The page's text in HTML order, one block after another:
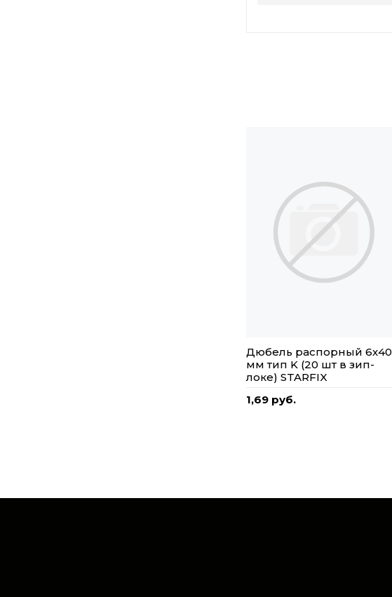
Дюбель распорный 6х40
мм тип K (20 шт в зип-
локе) STARFIX
1,69 руб.